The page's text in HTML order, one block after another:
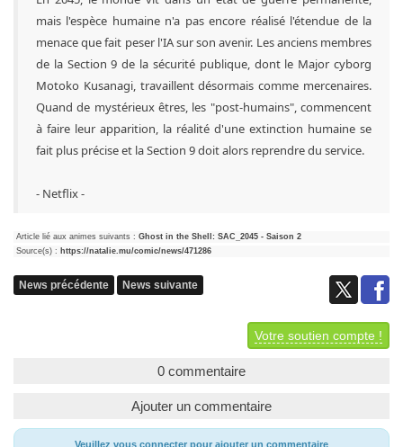
mais l'espèce humaine n'a pas encore réalisé l'étendue de la
menace que fait peser l'IA sur son avenir. Les anciens membres
de la Section 9 de la sécurité publique, dont le Major cyborg
Motoko Kusanagi, travaillent désormais comme mercenaires.
Quand de mystérieux êtres, les "post-humains", commencent
à faire leur apparition, la réalité d'une extinction humaine se
fait plus précise et la Section 9 doit alors reprendre du service.
- Netflix -
Article lié aux animes suivants : Ghost in the Shell: SAC_2045 - Saison 2
Source(s) : https://natalie.mu/comic/news/471286
News précédente News suivante
Votre soutien compte !
0 commentaire
Ajouter un commentaire
Veuillez vous connecter pour ajouter un commentaire